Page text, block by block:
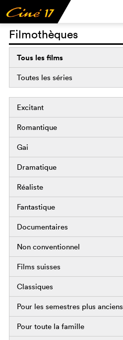
Filmothèques
Tous les films
Toutes les séries
Excitant
Romantique
Gai
Dramatique
Réaliste
Fantastique
Documentaires
Non conventionnel
Films suisses
Classiques
Pour les semestres plus anciens
Pour toute la famille